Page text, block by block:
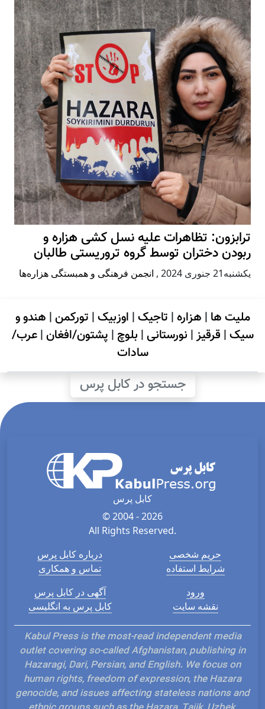
ترابزون: تظاهرات علیه نسل کشی هزاره و
ربودن دختران توسط گروه تروریستی طالبان
يكشنبه21 جنوری 2024 , انجمن فرهنگی و همبستگی هزاره‌ها
ملیت ها | هزاره| تاجیک| اوزبیک| تورکمن| هندو و
سیک| قرقیز| نورستانی| بلوچ | پشتون/افغان|عرب/
سادات
جستجو در کابل پرس
کابل پرس
© 2004 - 2026
All Rights Reserved.
درباره کابل پرس
تماس و همکاری
حریم شخصی
شرایط استفاده
آگهی در کابل پرس
کابل پرس به انگلیسی
ورود
نقشه سایت
Kabul Press is the most-read independent media
outlet covering so-called Afghanistan, publishing in
Hazaragi, Dari, Persian, and English. We focus on
human rights, freedom of expression, the Hazara
genocide, and issues affecting stateless nations and